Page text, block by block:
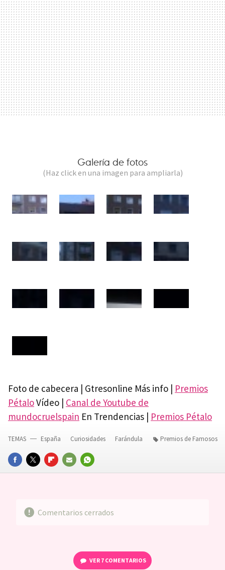
Galería de fotos
(Haz click en una imagen para ampliarla)
Foto de cabecera | Gtresonline Más info | Premios
PétaloVídeo | Canal de Youtube de
mundocruelspain En Trendencias | Premios Pétalo
FACEBOOKTWITTERFLIPBOARD
E-
WHATSAPP
TEMAS España Curiosidades Farándula Premios de Famosos
Comentarios cerrados
VER 7 COMENTARIOS